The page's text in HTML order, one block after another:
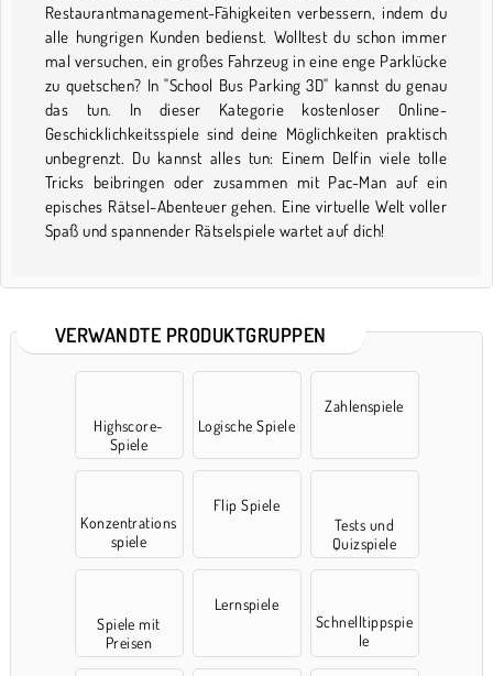
Restaurantmanagement-Fähigkeiten verbessern, indem du
alle hungrigen Kunden bedienst. Wolltest du schon immer
mal versuchen, ein großes Fahrzeug in eine enge Parklücke
zu quetschen? In "School Bus Parking 3D" kannst du genau
das tun. In dieser Kategorie kostenloser Online-
Geschicklichkeitsspiele sind deine Möglichkeiten praktisch
unbegrenzt. Du kannst alles tun: Einem Delfin viele tolle
Tricks beibringen oder zusammen mit Pac-Man auf ein
episches Rätsel-Abenteuer gehen. Eine virtuelle Welt voller
Spaß und spannender Rätselspiele wartet auf dich!
VERWANDTE PRODUKTGRUPPEN
Highscore-
Spiele
Logische Spiele
Zahlenspiele
Konzentrations
spiele
Flip Spiele
Tests und
Quizspiele
Spiele mit
Preisen
Lernspiele
Schnelltippspie
le